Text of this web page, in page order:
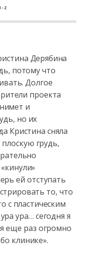
2
Дерябина
потому что
Долгое
проекта
и
но их
Кристина сняла
грудь,
ей отступать
то, что
с пластическим
ура… сегодня я
еще раз огромно
клинике».